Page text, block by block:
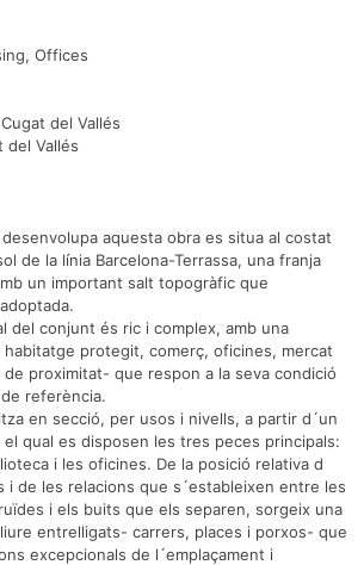
Offices
del Vallés
del Vallés
aquesta obra es situa al costat
de la línia Barcelona-Terrassa, una franja
un important salt topogràfic que
del conjunt és ric i complex, amb una
habitatge protegit, comerç, oficines, mercat
de proximitat- que respon a la seva condició
referència.
en secció, per usos i nivells, a partir d´un
qual es disposen les tres peces principals:
i les oficines. De la posició relativa d
i de les relacions que s´estableixen entre les
i els buits que els separen, sorgeix una
entrelligats- carrers, places i porxos- que
excepcionals de l´emplaçament i